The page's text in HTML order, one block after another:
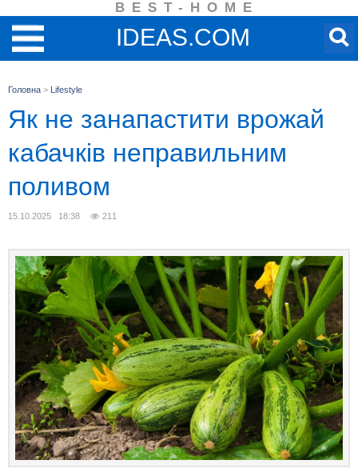
BEST-HOME
IDEAS.COM
Головна > Lifestyle
Як не занапастити врожай
кабачків неправильним
поливом
15.10.2025 18:38 211